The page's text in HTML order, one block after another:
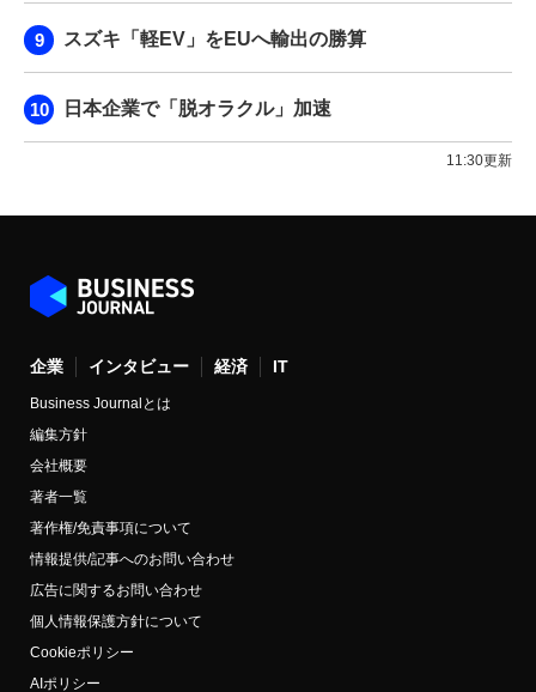
スズキ「軽EV」をEUへ輸出の勝算
日本企業で「脱オラクル」加速
11:30更新
企業 インタビュー 経済 IT
Business Journalとは
編集方針
会社概要
著者一覧
著作権/免責事項について
情報提供/記事へのお問い合わせ
広告に関するお問い合わせ
個人情報保護方針について
Cookieポリシー
AIポリシー